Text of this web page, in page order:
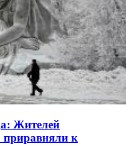
Жителей
приравняли к